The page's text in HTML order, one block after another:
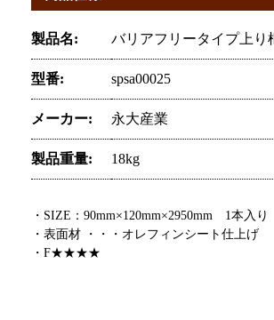
製品名: バリアフリータイプ上り
型番: spsa00025
メーカー: 永大産業
製品重量: 18kg
・SIZE：90mm×120mm×2950mm 1本入り
・表面材 ・・・オレフィンシート仕上げ
・F★★★★